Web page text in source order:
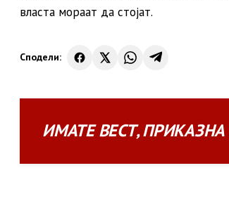
власта мораат да стојат.
Сподели:
ИМАТЕВЕСТ,ПРИКАЗНА